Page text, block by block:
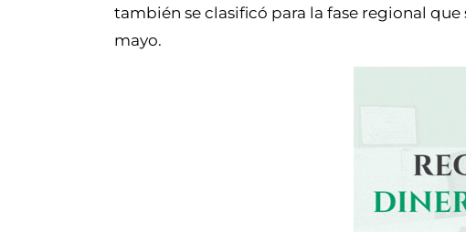
también se clasificó para la fase regional
mayo.